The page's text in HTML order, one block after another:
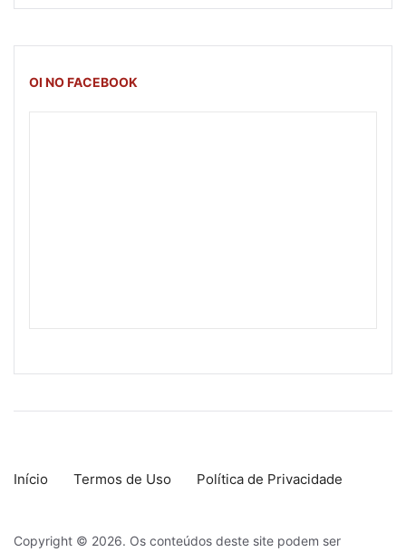
OI NO FACEBOOK
Início Termos de Uso Política de Privacidade
Copyright © 2026. Os conteúdos deste site podem ser